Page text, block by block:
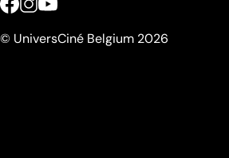
© UniversCiné Belgium 2026